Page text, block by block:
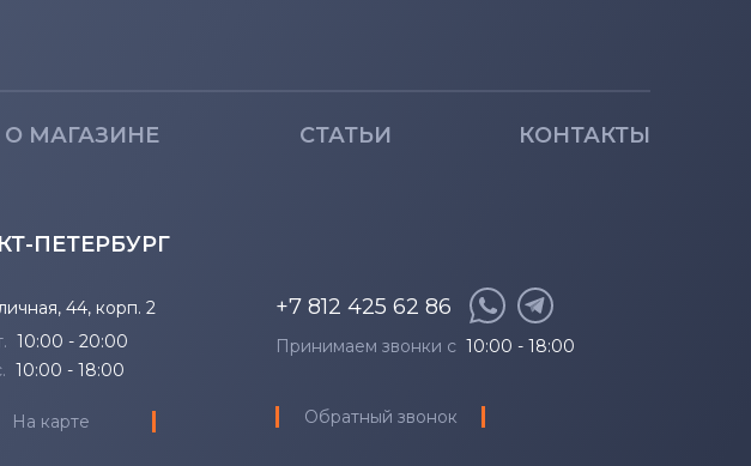
О МАГАЗИНЕ СТАТЬИ КОНТАКТЫ
ПЕТЕРБУРГ
44, корп. 2
10:00 - 20:00
10:00 - 18:00
На карте
+7 812 425 62 86
Принимаем звонки с 10:00 - 18:00
Обратный звонок